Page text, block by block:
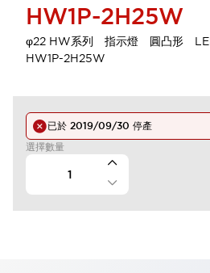
HW1P-2H25W
φ22 HW系列 指示燈 圓凸形
HW1P-2H25W
已於 2019/09/30 停產
選擇數量